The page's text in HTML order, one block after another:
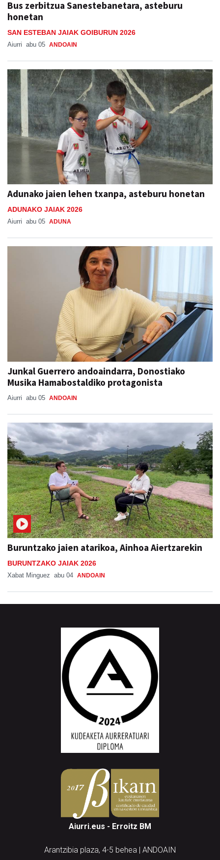
Bus zerbitzua Sanestebanetara, asteburu
honetan
SAN ESTEBAN JAIAK GOIBURUN 2026
Aiurri abu 05 ANDOAIN
Adunako jaien lehen txanpa, asteburu honetan
ADUNAKO JAIAK 2026
Aiurri abu 05 ADUNA
Junkal Guerrero andoaindarra, Donostiako
Musika Hamabostaldiko protagonista
Aiurri abu 05 ANDOAIN
Buruntzako jaien atarikoa, Ainhoa Aiertzarekin
BURUNTZAKO JAIAK 2026
Xabat Minguez abu 04 ANDOAIN
Aiurri.eus - Erroitz BM
Arantzibia plaza, 4-5 behea | ANDOAIN